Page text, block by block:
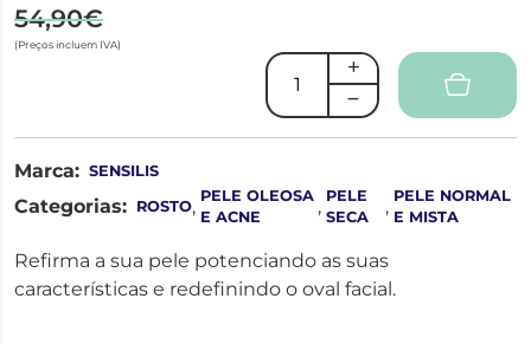
54,90€
(Preços incluem IVA)
Marca: SENSILIS
Categorias: ROSTO, PELE OLEOSA
E ACNE
, PELE
SECA
, PELE NORMAL
E MISTA
Refirma a sua pele potenciando as suas
características e redefinindo o oval facial.